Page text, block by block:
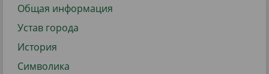
Общая информация
Устав города
История
Символика